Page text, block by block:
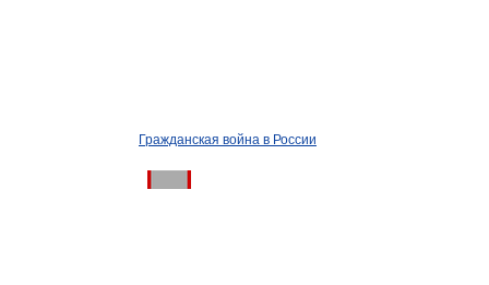
Гражданская война в России